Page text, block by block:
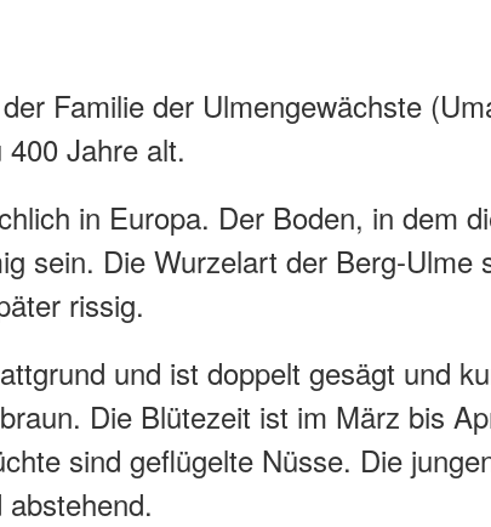
Familie der Ulmengewächste
Jahre alt.
in Europa. Der Boden, in dem
sein. Die Wurzelart der Berg-Ulme
rissig.
und ist doppelt gesägt und
Die Blütezeit ist im März bis
sind geflügelte Nüsse. Die